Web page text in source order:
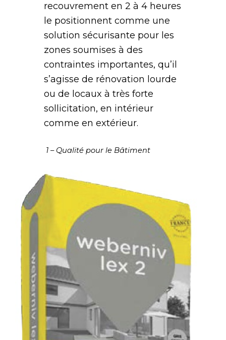
recouvrement en 2 à 4 heures
le positionnent comme une
solution sécurisante pour les
zones soumises à des
contraintes importantes, qu’il
s’agisse de rénovation lourde
ou de locaux à très forte
sollicitation, en intérieur
comme en extérieur.
1 – Qualité pour le Bâtiment